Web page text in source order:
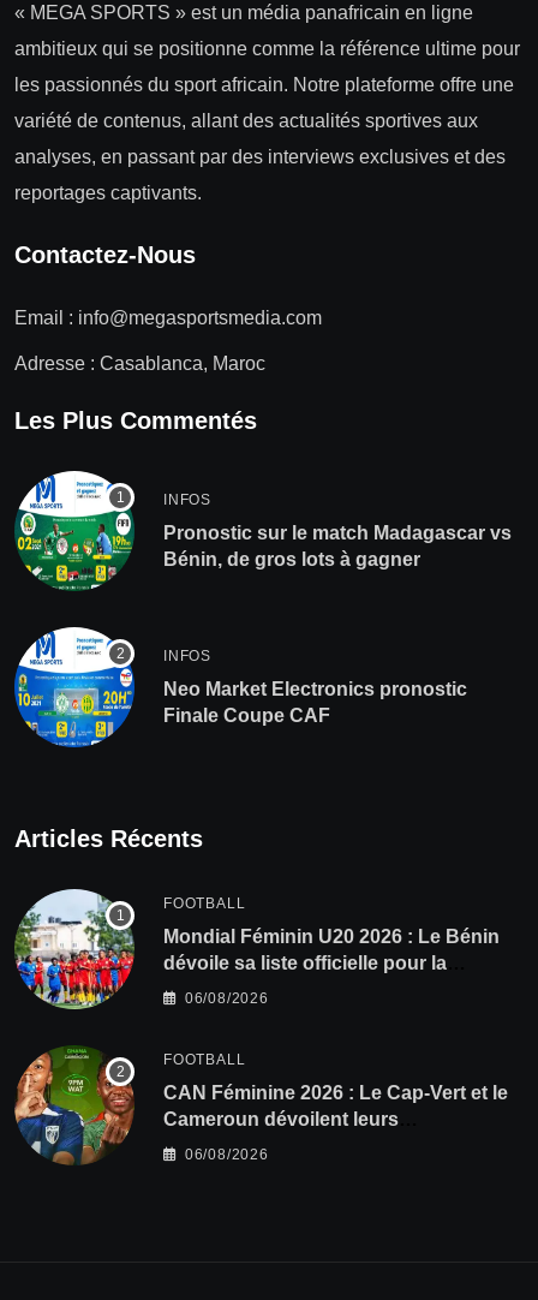
« MEGA SPORTS » est un média panafricain en ligne
ambitieux qui se positionne comme la référence ultime pour
les passionnés du sport africain. Notre plateforme offre une
variété de contenus, allant des actualités sportives aux
analyses, en passant par des interviews exclusives et des
reportages captivants.
Contactez-Nous
Email : info@megasportsmedia.com
Adresse : Casablanca, Maroc
Les Plus Commentés
INFOS
Pronostic sur le match Madagascar vs
Bénin, de gros lots à gagner
INFOS
Neo Market Electronics pronostic
Finale Coupe CAF
Articles Récents
FOOTBALL
Mondial Féminin U20 2026 : Le Bénin
dévoile sa liste officielle pour la
Pologne
06/08/2026
FOOTBALL
CAN Féminine 2026 : Le Cap-Vert et le
Cameroun dévoilent leurs
compositions
06/08/2026